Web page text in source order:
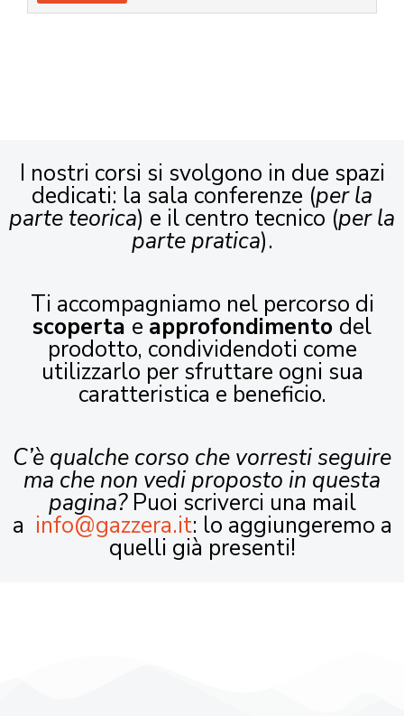
I nostri corsi si svolgono in due spazi
dedicati: la sala conferenze (per la
parte teorica) e il centro tecnico (per la
parte pratica).
Ti accompagniamo nel percorso di
scoperta e approfondimento del
prodotto, condividendoti come
utilizzarlo per sfruttare ogni sua
caratteristica e beneficio.
C’è qualche corso che vorresti seguire
ma che non vedi proposto in questa
pagina?Puoi scriverci una mail
a info@gazzera.it: lo aggiungeremo a
quelli già presenti!